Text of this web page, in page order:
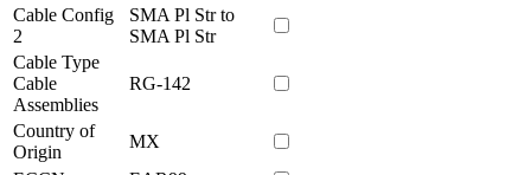
Cable Config
2
SMA Pl Str to
SMA Pl Str
Cable Type
Cable
Assemblies
RG-142
Country of
Origin
MX